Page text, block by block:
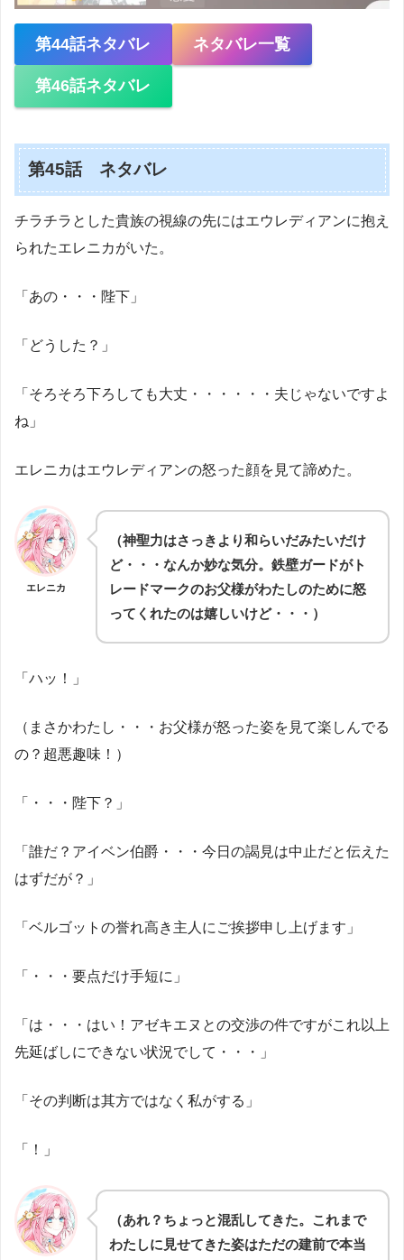
第44話ネタバレ ネタバレ一覧
第46話ネタバレ
第45話 ネタバレ
チラチラとした貴族の視線の先にはエウレディアンに抱え
られたエレニカがいた。
「あの・・・陛下」
「どうした？」
「そろそろ下ろしても大丈・・・・・・夫じゃないですよ
ね」
エレニカはエウレディアンの怒った顔を見て諦めた。
エレニカ
（神聖力はさっきより和らいだみたいだけ
ど・・・なんか妙な気分。鉄壁ガードがト
レードマークのお父様がわたしのために怒
ってくれたのは嬉しいけど・・・）
「ハッ！」
（まさかわたし・・・お父様が怒った姿を見て楽しんでる
の？超悪趣味！）
「・・・陛下？」
「誰だ？アイベン伯爵・・・今日の謁見は中止だと伝えた
はずだが？」
「ベルゴットの誉れ高き主人にご挨拶申し上げます」
「・・・要点だけ手短に」
「は・・・はい！アゼキエヌとの交渉の件ですがこれ以上
先延ばしにできない状況でして・・・」
「その判断は其方ではなく私がする」
「！」
（あれ？ちょっと混乱してきた。これまで
わたしに見せてきた姿はただの建前で本当